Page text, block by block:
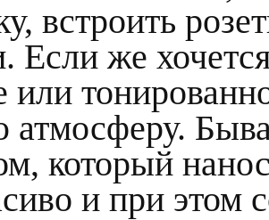
встроить
Если же
или
который
и при этом